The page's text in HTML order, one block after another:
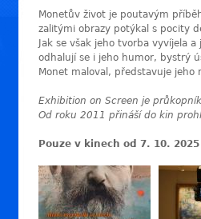
Monetův život je poutavým
zalitými obrazy potýkal s pocity
Jak se však jeho tvorba vyvíjela
odhalují se i jeho humor, bystrý
Monet maloval, představuje jeho
Exhibition on Screen je
Od roku 2011 přináší do kin
Pouze v kinech od 7. 10. 2025